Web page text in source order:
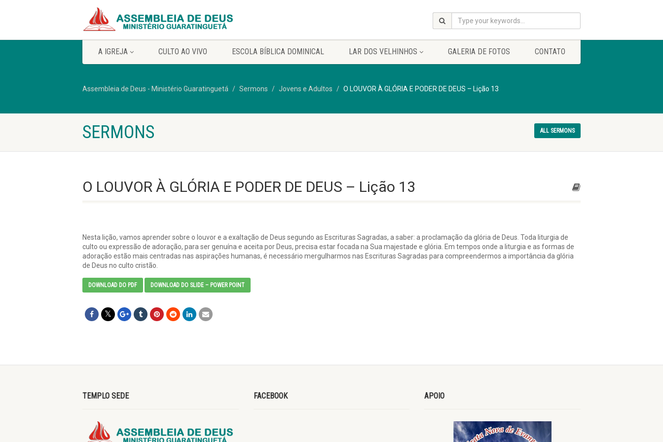
A IGREJA CULTO AO VIVO ESCOLA BÍBLICA DOMINICAL LAR DOS VELHINHOS GALERIA DE FOTOS CONTATO
Assembleia de Deus - Ministério Guaratinguetá Sermons Jovens e Adultos O LOUVOR À GLÓRIA E PODER DE DEUS – Lição 13
SERMONS ALL SERMONS
O LOUVOR À GLÓRIA E PODER DE DEUS – Lição 13
Nesta lição, vamos aprender sobre o louvor e a exaltação de Deus segundo as Escrituras Sagradas, a saber: a proclamação da glória de Deus. Toda liturgia de
culto ou expressão de adoração, para ser genuína e aceita por Deus, precisa estar focada na Sua majestade e glória. Em tempos onde a liturgia e as formas de
adoração estão mais centradas nas aspirações humanas, é necessário mergulharmos nas Escrituras Sagradas para compreendermos a importância da glória
de Deus no culto cristão.
DOWNLOAD DO PDF DOWNLOAD DO SLIDE – POWER POINT
TEMPLO SEDE FACEBOOK APOIO